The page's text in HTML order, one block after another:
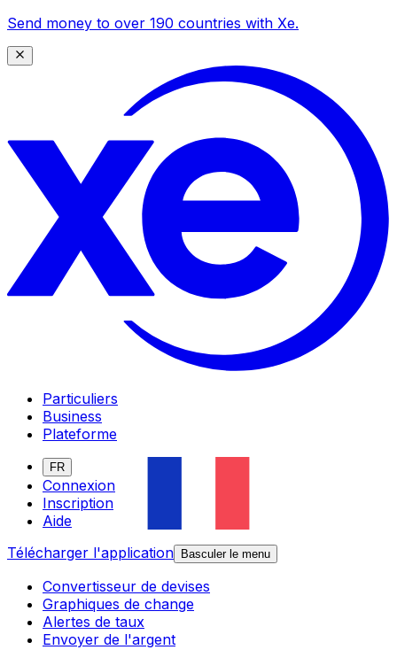
Send money to over 190 countries with Xe.
Particuliers
Business
Plateforme
FR
Connexion
Inscription
Aide
Télécharger l'application
Basculer le menu
Convertisseur de devises
Graphiques de change
Alertes de taux
Envoyer de l'argent